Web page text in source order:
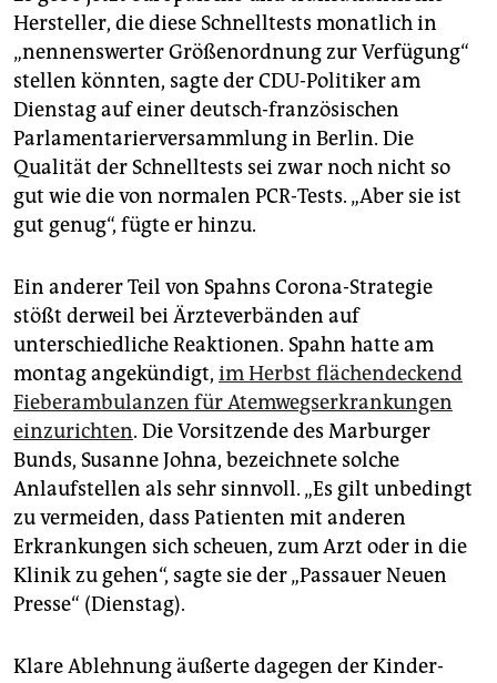
Hersteller, die diese Schnelltests monatlich in
„nennenswerter Größenordnung zur Verfügung“
stellen könnten, sagte der CDU-Politiker am
Dienstag auf einer deutsch-französischen
Parlamentarierversammlung in Berlin. Die
Qualität der Schnelltests sei zwar noch nicht so
gut wie die von normalen PCR-Tests. „Aber sie ist
gut genug“, fügte er hinzu.
Ein anderer Teil von Spahns Corona-Strategie
stößt derweil bei Ärzteverbänden auf
unterschiedliche Reaktionen. Spahn hatte am
montag angekündigt, im Herbst flächendeckend
Fieberambulanzen für Atemwegserkrankungen
einzurichten. Die Vorsitzende des Marburger
Bunds, Susanne Johna, bezeichnete solche
Anlaufstellen als sehr sinnvoll. „Es gilt unbedingt
zu vermeiden, dass Patienten mit anderen
Erkrankungen sich scheuen, zum Arzt oder in die
Klinik zu gehen“, sagte sie der „Passauer Neuen
Presse“ (Dienstag).
Klare Ablehnung äußerte dagegen der Kinder-